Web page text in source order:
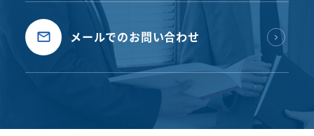
メールでのお問い合わせ